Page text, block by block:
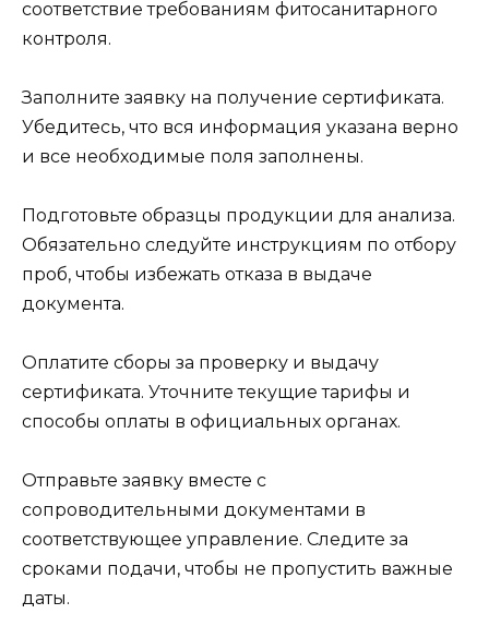
соответствие требованиям фитосанитарного
контроля.
Заполните заявку на получение сертификата.
Убедитесь, что вся информация указана верно
и все необходимые поля заполнены.
Подготовьте образцы продукции для анализа.
Обязательно следуйте инструкциям по отбору
проб, чтобы избежать отказа в выдаче
документа.
Оплатите сборы за проверку и выдачу
сертификата. Уточните текущие тарифы и
способы оплаты в официальных органах.
Отправьте заявку вместе с
сопроводительными документами в
соответствующее управление. Следите за
сроками подачи, чтобы не пропустить важные
даты.